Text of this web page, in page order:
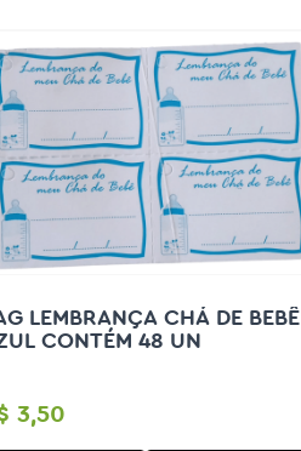
LEMBRANÇA CHÁ DE BEBÊ
CONTÉM 48 UN
3,50